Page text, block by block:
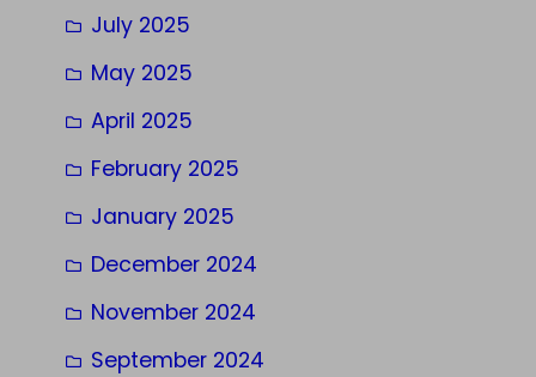
July 2025
May 2025
April 2025
February 2025
January 2025
December 2024
November 2024
September 2024